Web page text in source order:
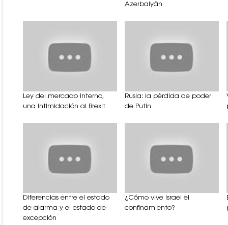
Azerbaiyán
Ley del mercado interno,
una intimidación al Brexit
Rusia: la pérdida de poder
de Putin
Diferencias entre el estado
de alarma y el estado de
excepción
¿Cómo vive Israel el
confinamiento?